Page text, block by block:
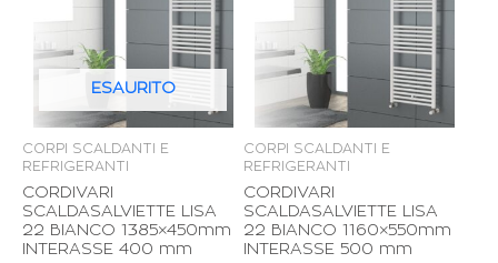
ESAURITO
CORPI SCALDANTI E
REFRIGERANTI
CORDIVARI
SCALDASALVIETTE LISA
22 BIANCO 1385×450mm
INTERASSE 400 mm
CORPI SCALDANTI E
REFRIGERANTI
CORDIVARI
SCALDASALVIETTE LISA
22 BIANCO 1160×550mm
INTERASSE 500 mm